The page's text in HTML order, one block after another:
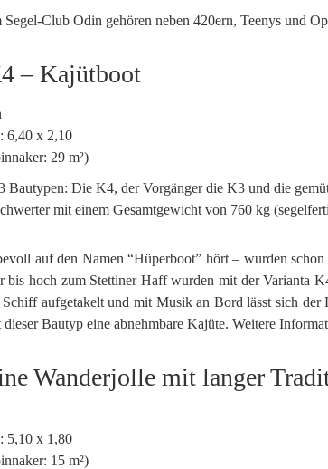
Segel-Club Odin gehören neben 420ern, Teenys und
– Kajütboot
6,40 x 2,10
29 m²)
Bautypen: Die K4, der Vorgänger die K3 und die
mit einem Gesamtgewicht von 760 kg
auf den Namen “Hüperboot” hört – wurden
bis hoch zum Stettiner Haff wurden mit der Varianta
aufgetakelt und mit Musik an Bord lässt sich der
Bautyp eine abnehmbare Kajüte. Weitere
Wanderjolle mit langer
5,10 x 1,80
15 m²)